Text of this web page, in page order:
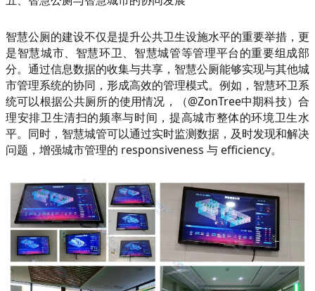
智慧公厕的建设不仅是提升公共卫生设施水平的重要举措，更
是智慧城市、智慧环卫、智慧城管等管理平台的重要组成部
分。通过信息数据的收集与共享，智慧公厕能够实现与其他城
市管理系统的协同，形成高效的管理模式。例如，智慧环卫系
统可以根据公共厕所的使用情况，（@ZonTree中期科技）合
理安排卫生清扫的频率与时间，提高城市整体的环境卫生水
平。同时，智慧城管可以通过实时监测数据，及时发现和解决
问题，增强城市管理的 responsiveness 与 efficiency。